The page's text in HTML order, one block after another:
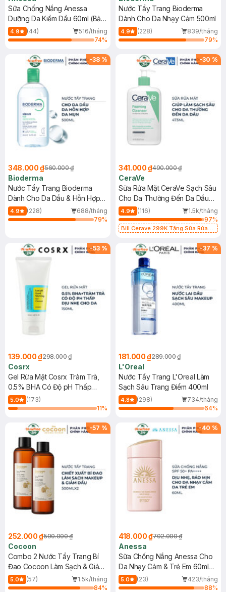
Sữa Chống Nắng Anessa
Dưỡng Da Kiềm Dầu 60ml (Bản
Mới)
4.9 (44)
516/tháng
74%
Nước Tẩy Trang Bioderma
Dành Cho Da Nhạy Cảm 500ml
4.9 (228)
839/tháng
79%
-38 %
348.000 ₫560.000 ₫
Bioderma
Nước Tẩy Trang Bioderma
Dành Cho Da Dầu & Hỗn Hợp
500ml
4.9 (228)
688/tháng
79%
-30 %
341.000 ₫490.000 ₫
CeraVe
Sữa Rửa Mặt CeraVe Sạch Sâu
Cho Da Thường Đến Da Dầu
473ml
4.9 (116)
1.5k/tháng
97%
Bill Cerave 299K Tặng Sữa Rửa
-53 %
139.000 ₫298.000 ₫
Cosrx
Gel Rửa Mặt Cosrx Tràm Trà,
0.5% BHA Có Độ pH Thấp
150ml
5.0
(173)
11%
-37 %
181.000 ₫289.000 ₫
L'Oreal
Nước Tẩy Trang L'Oreal Làm
Sạch Sâu Trang Điểm 400ml
4.8 (298)
734/tháng
64%
-57 %
252.000 ₫590.000 ₫
Cocoon
Combo 2 Nước Tẩy Trang Bí
Đao Cocoon Làm Sạch & Giảm
Dầu 500ml
5.0 (57)
1.5k/tháng
84%
-40 %
418.000 ₫702.000 ₫
Anessa
Sữa Chống Nắng Anessa Cho
Da Nhạy Cảm & Trẻ Em 60ml
(Mới)
5.0 (23)
423/tháng
88%